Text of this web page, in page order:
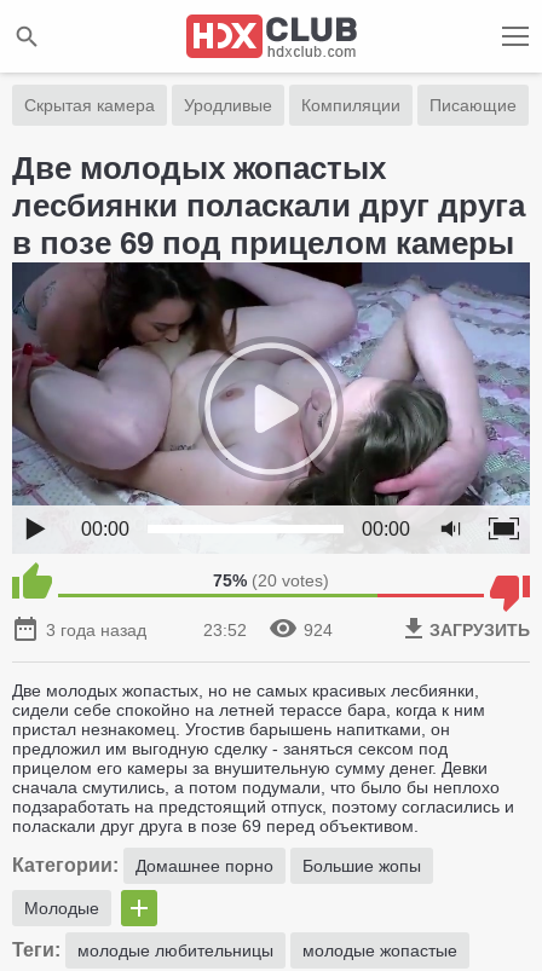
Скрытая камера Уродливые Компиляции Писающие
Две молодых жопастых
лесбиянки поласкали друг друга
в позе 69 под прицелом камеры
00:00 00:00
75% (20 votes)
3 года назад 23:52 924 ЗАГРУЗИТЬ
Две молодых жопастых, но не самых красивых лесбиянки,
сидели себе спокойно на летней терассе бара, когда к ним
пристал незнакомец. Угостив барышень напитками, он
предложил им выгодную сделку - заняться сексом под
прицелом его камеры за внушительную сумму денег. Девки
сначала смутились, а потом подумали, что было бы неплохо
подзаработать на предстоящий отпуск, поэтому согласились и
поласкали друг друга в позе 69 перед объективом.
Категории: Домашнее порно Большие жопы
Молодые
Теги: молодые любительницы молодые жопастые